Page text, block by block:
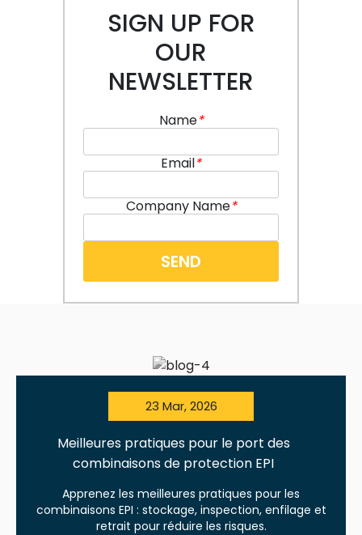
SIGN UP FOR
OUR
NEWSLETTER
Name*
Email*
Company Name*
23 Mar, 2026
Meilleures pratiques pour le port des
combinaisons de protection EPI
Apprenez les meilleures pratiques pour les
combinaisons EPI : stockage, inspection, enfilage et
retrait pour réduire les risques.